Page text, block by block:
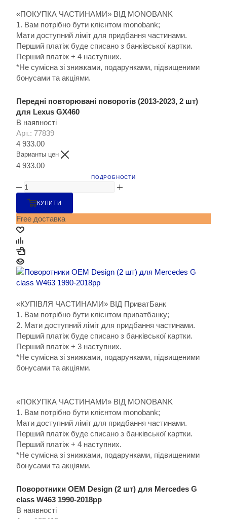
«ПОКУПКА ЧАСТИНАМИ» ВІД MONOBANK
1. Вам потрібно бути клієнтом monobank;
Мати доступний ліміт для придбання частинами.
Перший платіж буде списано з банківської картки.
Перший платіж + 4 наступних.
*Не сумісна зі знижками, подарунками, підвищеними
бонусами та акціями.
Передні повторювані поворотів (2013-2023, 2 шт)
для Lexus GX460
В наявності
Арт.: 77839
4 933.00
Варианты цен
4 933.00
ПОДРОБНОСТИ
КУПИТИ
Free доставка
«КУПІВЛЯ ЧАСТИНАМИ» ВІД ПриватБанк
1. Вам потрібно бути клієнтом приватбанку;
2. Мати доступний ліміт для придбання частинами.
Перший платіж буде списано з банківської картки.
Перший платіж + 3 наступних.
*Не сумісна зі знижками, подарунками, підвищеними
бонусами та акціями.
«ПОКУПКА ЧАСТИНАМИ» ВІД MONOBANK
1. Вам потрібно бути клієнтом monobank;
Мати доступний ліміт для придбання частинами.
Перший платіж буде списано з банківської картки.
Перший платіж + 4 наступних.
*Не сумісна зі знижками, подарунками, підвищеними
бонусами та акціями.
Поворотники OEM Design (2 шт) для Mercedes G
сlass W463 1990-2018рр
В наявності